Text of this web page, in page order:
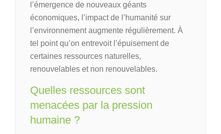
l’émergence de nouveaux géants
économiques, l’impact de l’humanité sur
l’environnement augmente régulièrement. À
tel point qu’on entrevoit l’épuisement de
certaines ressources naturelles,
renouvelables et non renouvelables.
Quelles ressources sont
menacées par la pression
humaine ?